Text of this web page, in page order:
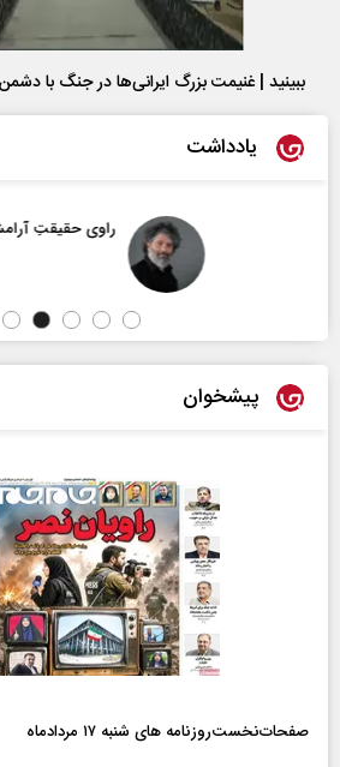
ببینید | غنیمت بزرگ ایرانی‌ها در جنگ با
یادداشت
راوی حقیقتِ آرامش‌ بخش
پیشخوان
صفحات‌نخست‌روزنامه ها‌ی شنبه ۱۷ مردادماه